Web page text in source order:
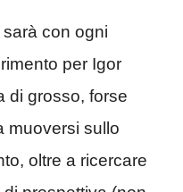
sarà con ogni
per Igor
di grosso, forse
muoversi sullo
oltre a ricercare